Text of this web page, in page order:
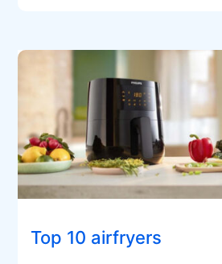
Top 10 airfryers